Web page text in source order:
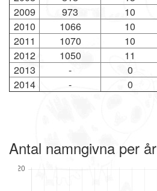
2009
973
10
2010
1066
10
2011
1070
10
2012
1050
11
2013
-
0
2014
- 0
Antal namngivna per år